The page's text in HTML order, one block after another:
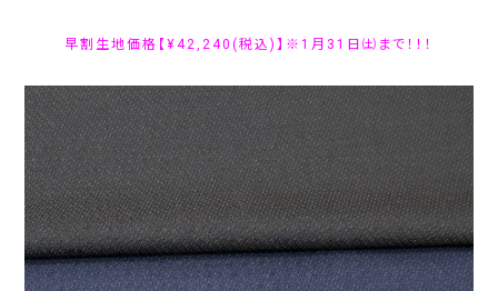
早割生地価格【¥42,240(税込)】※1月31日㈯まで！！！